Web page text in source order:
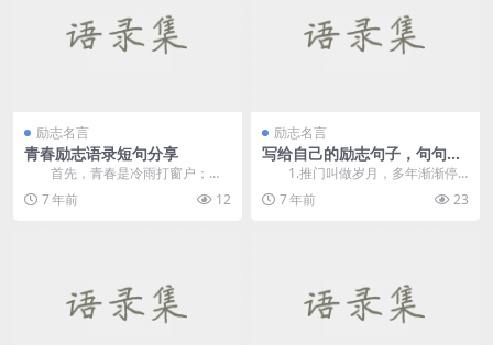
励志名言
青春励志语录短句分享
首先，青春是冷雨打窗户；青
春的雨正在晃动着即将溢出的泪
水，但青春不知道，青春...
7 年前 12
励志名言
写给自己的励志句子，句句正
能量，现在分享给大家
1.推门叫做岁月，多年渐渐停
滞，凄凉的红尘，云淑云卷，谁和
谁一样可以像一只蝴...
7 年前 23